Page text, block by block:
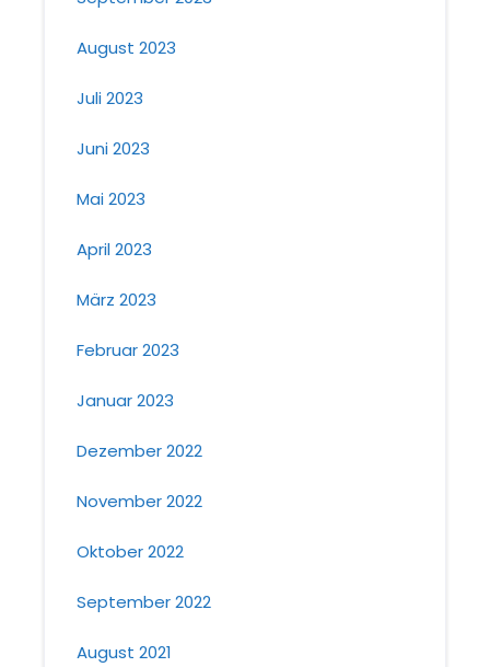
August 2023
Juli 2023
Juni 2023
Mai 2023
April 2023
März 2023
Februar 2023
Januar 2023
Dezember 2022
November 2022
Oktober 2022
September 2022
August 2021